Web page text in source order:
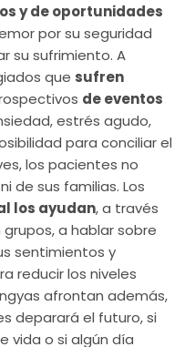
y de oportunidades
por su seguridad
su sufrimiento. A
que sufren
de eventos
estrés agudo,
para conciliar el
los pacientes no
de sus familias. Los
los ayudan, a través
a hablar sobre
sentimientos y
reducir los niveles
afrontan además,
deparará el futuro, si
vida o si algún día